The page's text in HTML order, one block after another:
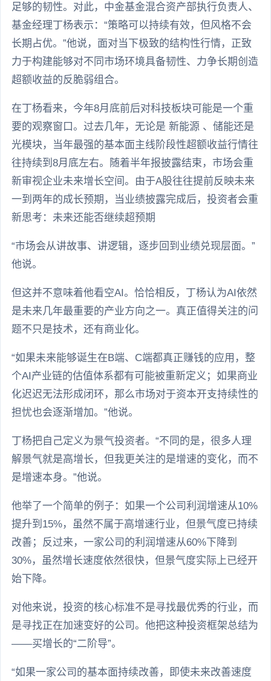
足够的韧性。对此，中金基金混合资产部执行负责人、
基金经理丁杨表示：“策略可以持续有效，但风格不会
长期占优。”他说，面对当下极致的结构性行情，正致
力于构建能够对不同市场环境具备韧性、力争长期创造
超额收益的反脆弱组合。
在丁杨看来，今年8月底前后对科技板块可能是一个重
要的观察窗口。过去几年，无论是 新能源 、储能还是
光模块，当年最强的基本面主线阶段性超额收益行情往
往持续到8月底左右。随着半年报披露结束，市场会重
新审视企业未来增长空间。由于A股往往提前反映未来
一到两年的成长预期，当业绩披露完成后，投资者会重
新思考：未来还能否继续超预期
“市场会从讲故事、讲逻辑，逐步回到业绩兑现层面。”
他说。
但这并不意味着他看空AI。恰恰相反，丁杨认为AI依然
是未来几年最重要的产业方向之一。真正值得关注的问
题不只是技术，还有商业化。
“如果未来能够诞生在B端、C端都真正赚钱的应用，整
个AI产业链的估值体系都有可能被重新定义；如果商业
化迟迟无法形成闭环，那么市场对于资本开支持续性的
担忧也会逐渐增加。”他说。
丁杨把自己定义为景气投资者。“不同的是，很多人理
解景气就是高增长，但我更关注的是增速的变化，而不
是增速本身。”他说。
他举了一个简单的例子：如果一个公司利润增速从10%
提升到15%，虽然不属于高增速行业，但景气度已持续
改善；反过来，一家公司的利润增速从60%下降到
30%，虽然增长速度依然很快，但景气度实际上已经开
始下降。
对他来说，投资的核心标准不是寻找最优秀的行业，而
是寻找正在加速变好的公司。他把这种投资框架总结为
——买增长的“二阶导”。
“如果一家公司的基本面持续改善，即使未来改善速度